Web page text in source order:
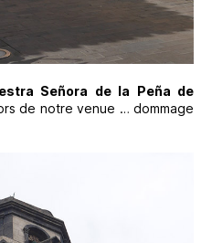
Señora de la Peña de
de notre venue … dommage